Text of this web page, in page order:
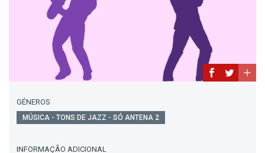
GÉNEROS
MÚSICA - TONS DE JAZZ - SÓ ANTENA 2
INFORMAÇÃO ADICIONAL